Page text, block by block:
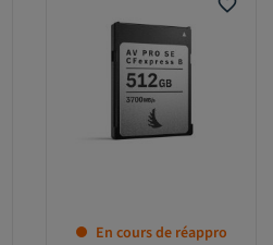
favorite_border
En cours de réappro